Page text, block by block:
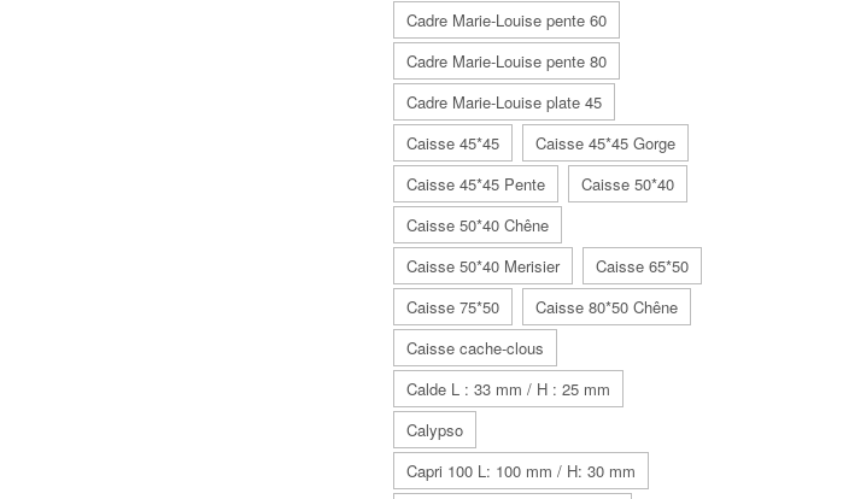
Cadre Marie-Louise pente 60
Cadre Marie-Louise pente 80
Cadre Marie-Louise plate 45
Caisse 45*45
Caisse 45*45 Gorge
Caisse 45*45 Pente
Caisse 50*40
Caisse 50*40 Chêne
Caisse 50*40 Merisier
Caisse 65*50
Caisse 75*50
Caisse 80*50 Chêne
Caisse cache-clous
Calde L : 33 mm / H : 25 mm
Calypso
Capri 100 L: 100 mm / H: 30 mm